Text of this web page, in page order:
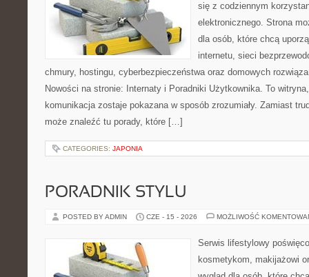
się z codziennym
elektronicznego. Strona
dla osób, które chcą
internetu, sieci
chmury, hostingu, cyberbezpieczeństwa oraz domowych
Nowości na stronie: Internaty i Poradniki Użytkownika. To
komunikacja zostaje pokazana w sposób zrozumiały. Zamiast
może znaleźć tu porady, które […]
CATEGORIES: JAPONIA
PORADNIK STYLU
POSTED BY ADMIN CZE - 15 - 2026 MOŻLIWOŚĆ
Serwis lifestylowy
kosmetykom, makijażowi